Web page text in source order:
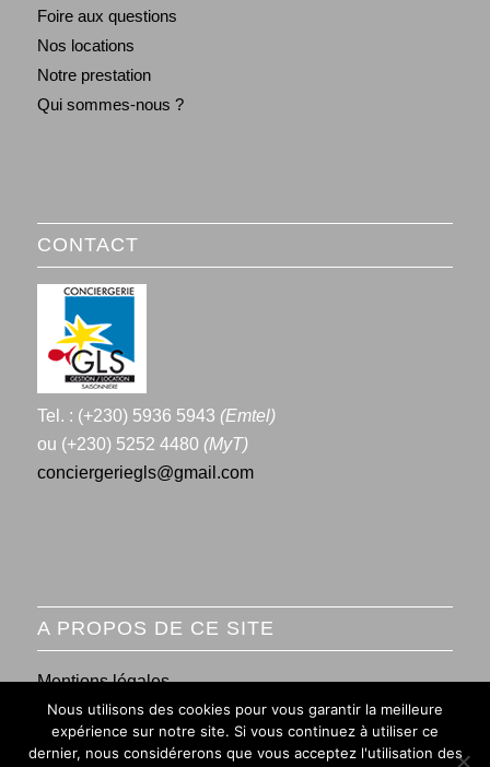
Foire aux questions
Nos locations
Notre prestation
Qui sommes-nous ?
CONTACT
Tel. : (+230) 5936 5943 (Emtel)
ou (+230) 5252 4480 (MyT)
conciergeriegls@gmail.com
A PROPOS DE CE SITE
Mentions légales
Conditions générales de vente
Nous utilisons des cookies pour vous garantir la meilleure
expérience sur notre site. Si vous continuez à utiliser ce
dernier, nous considérerons que vous acceptez l'utilisation des